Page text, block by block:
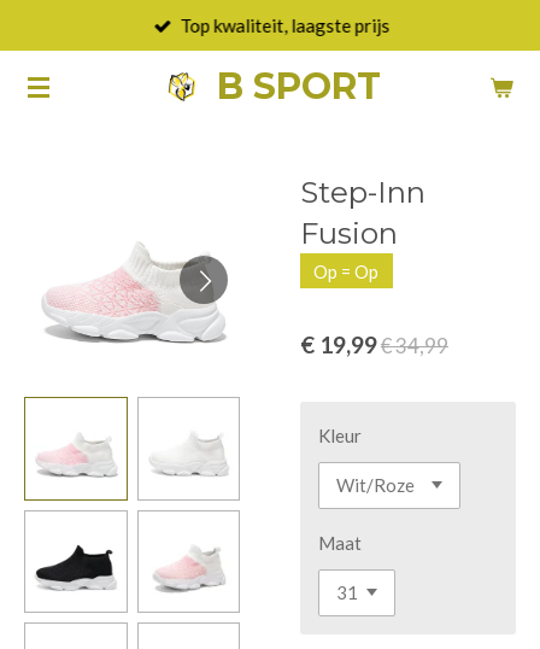
naar
B SPORT
Top kwaliteit, laagste prijs
Step-Inn
Fusion
Op = Op
€ 19,99€ 34,99
Kleur
Maat